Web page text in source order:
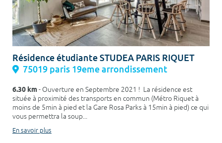
Résidence étudiante STUDEA PARIS RIQUET
75019 paris 19eme arrondissement
6.30 km- Ouverture en Septembre 2021 ! La résidence est
située à proximité des transports en commun (Métro Riquet à
moins de 5min à pied et la Gare Rosa Parks à 15min à pied) ce qui
vous permettra la soup...
En savoir plus